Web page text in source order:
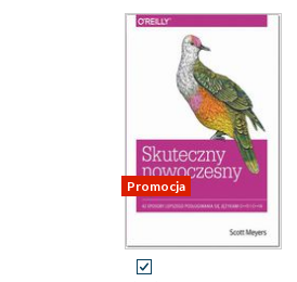
Promocja